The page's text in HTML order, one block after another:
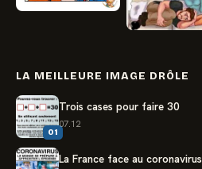
LA MEILLEURE IMAGE DRÔLE
01
Trois cases pour faire 30
07.12
La France face au coronavirus